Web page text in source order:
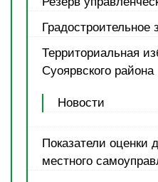
Градостроительное
Территориальная
Суоярвского района
Новости
Показатели оценки
местного